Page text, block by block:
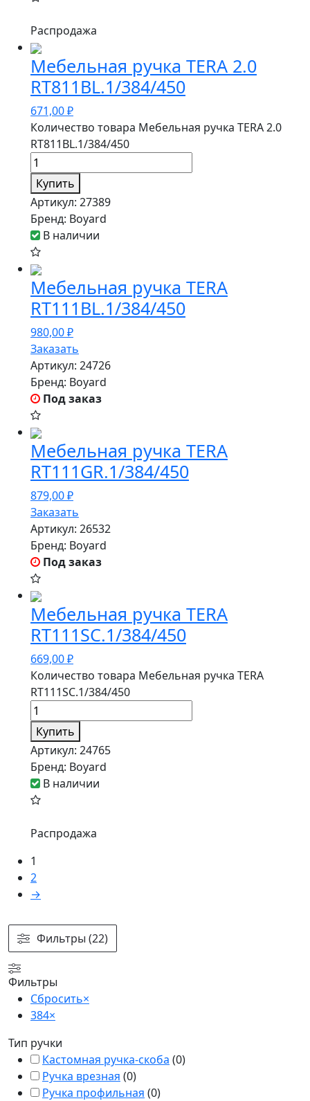
Фильтры (22)
Фильтры
Сбросить×
384×
Тип ручки
Кастомная ручка-скоба (0)
Ручка врезная (0)
Ручка профильная (0)
Распродажа
Мебельная ручка TERA 2.0
RT811BL.1/384/450
671,00₽
Количество товара Мебельная ручка TERA 2.0
RT811BL.1/384/450
Купить
Артикул: 27389
Бренд: Boyard
В наличии
Мебельная ручка TERA
RT111BL.1/384/450
980,00₽
Заказать
Артикул: 24726
Бренд: Boyard
Под заказ
Мебельная ручка TERA
RT111GR.1/384/450
879,00₽
Заказать
Артикул: 26532
Бренд: Boyard
Под заказ
Мебельная ручка TERA
RT111SC.1/384/450
669,00₽
Количество товара Мебельная ручка TERA
RT111SC.1/384/450
Купить
Артикул: 24765
Бренд: Boyard
В наличии
Распродажа
1
2
→